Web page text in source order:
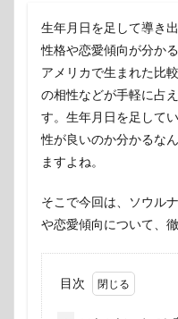
生年月日を足して導き
性格や恋愛傾向が分か
アメリカで生まれた比
の相性などが手軽に占
す。生年月日を足して
性が良いのか分かるな
ますよね。
そこで今回は、ソウル
や恋愛傾向について、
目次